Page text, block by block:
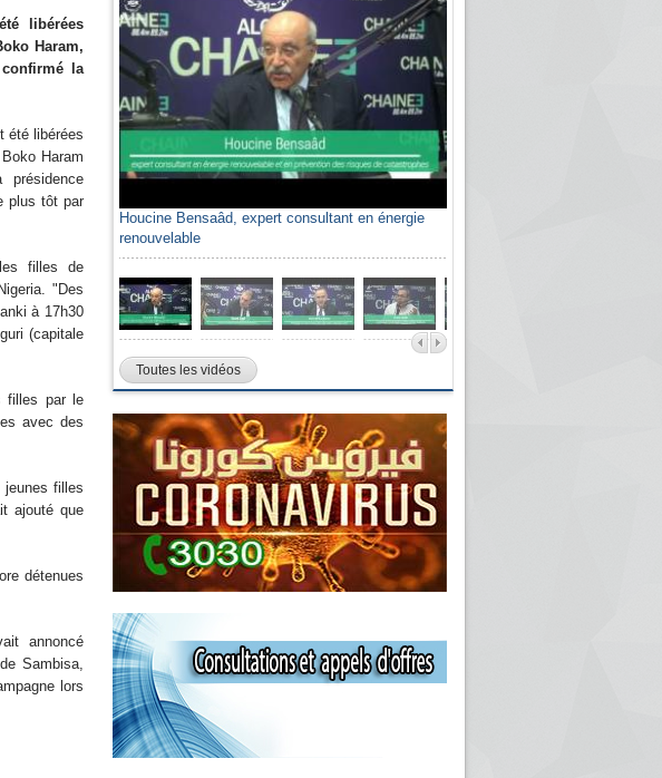
libérées
Haram,
la
été libérées
Haram
plus tôt par
filles de
"Des
à 17h30
(capitale
filles par le
avec des
jeunes filles
ajouté que
détenues
annoncé
Sambisa,
lors
Houcine Bensaâd, expert consultant en énergie
renouvelable
Toutes les vidéos